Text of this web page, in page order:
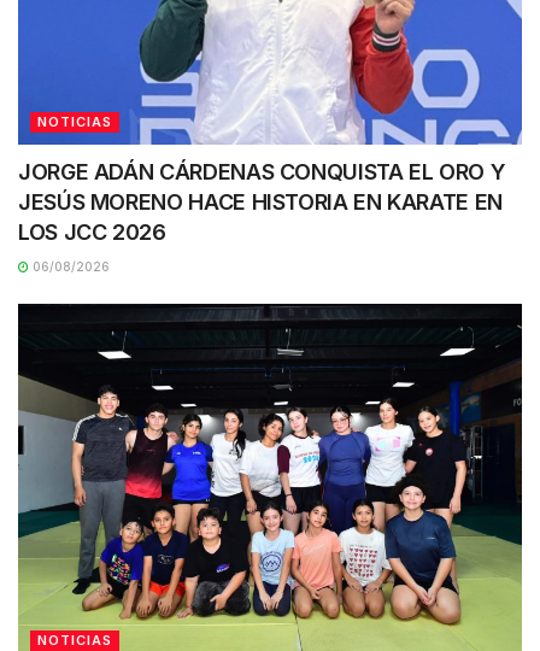
NOTICIAS
JORGE ADÁN CÁRDENAS CONQUISTA EL ORO Y
JESÚS MORENO HACE HISTORIA EN KARATE EN
LOS JCC 2026
06/08/2026
NOTICIAS